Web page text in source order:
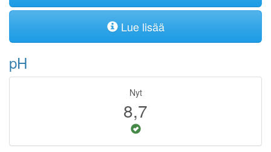
Lue lisää
pH
Nyt
8,7